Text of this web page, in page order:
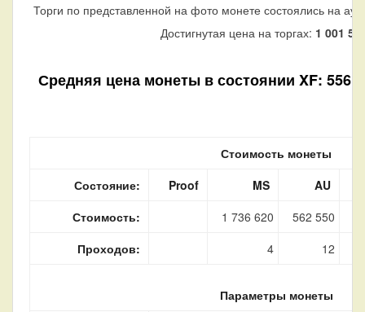
Торги по представленной на фото монете состоялись на
Достигнутая цена на торгах: 1 001
Средняя цена монеты в состоянии XF: 556
Стоимость монеты
Состояние:
Proof MS
AU
Стоимость:
1 736 620 562 550
Проходов:
4 12
Параметры монеты